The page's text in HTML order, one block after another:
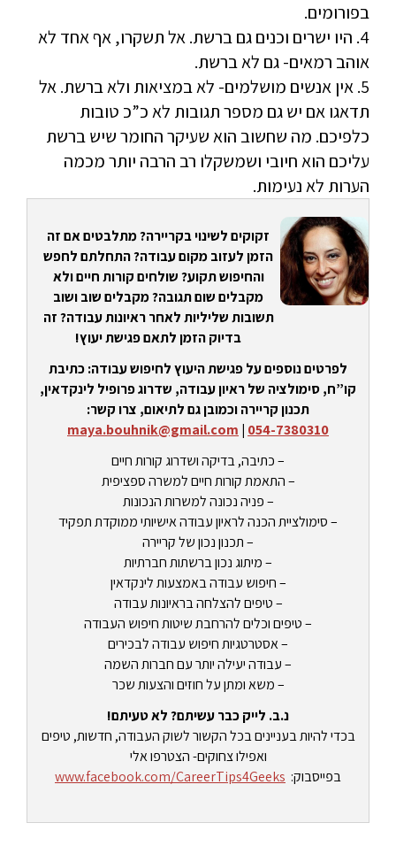
בפורומים.
4. היו ישרים וכנים גם ברשת. אל תשקרו, אף אחד לא
אוהב רמאים- גם לא ברשת.
5. אין אנשים מושלמים- לא במציאות ולא ברשת. אל
תדאגו אם יש גם מספר תגובות לא כ”כ טובות
כלפיכם. מה שחשוב הוא שעיקר החומר שיש ברשת
עליכם הוא חיובי ושמשקלו רב הרבה יותר מכמה
הערות לא נעימות.
זקוקים לשינוי בקריירה? מתלבטים אם זה
הזמן לעזוב מקום עבודה? התחלתם לחפש
והחיפוש תקוע? שולחים קורות חיים ולא
מקבלים שום תגובה? מקבלים שוב ושוב
תשובות שליליות לאחר ראיונות עבודה? זה
בדיוק הזמן לתאם פגישת יעוץ!
לפרטים נוספים על פגישת היעוץ לחיפוש עבודה: כתיבת
קו”ח, סימולציה של ראיון עבודה, שדרוג פרופיל לינקדאין,
תכנון קריירה וכמובן גם לתיאום, צרו קשר:
054-7380310
|
maya.bouhnik@gmail.com
– כתיבה, בדיקה ושדרוג קורות חיים
– התאמת קורות חיים למשרה ספציפית
– פניה נכונה למשרות הנכונות
– סימולציית הכנה לראיון עבודה אישיותי ממוקדת תפקיד
– תכנון נכון של קריירה
– מיתוג נכון ברשתות חברתיות
– חיפוש עבודה באמצעות לינקדאין
– טיפים להצלחה בראיונות עבודה
– טיפים וכלים להרחבת שיטות חיפוש העבודה
– אסטרטגיות חיפוש עבודה לבכירים
– עבודה יעילה יותר עם חברות השמה
– משא ומתן על חוזים והצעות שכר
נ.ב. לייק כבר עשיתם? לא טעיתם!
בכדי להיות בעניינים בכל הקשור לשוק העבודה, חדשות, טיפים
ואפילו צחוקים- הצטרפו אלי
בפייסבוק: www.facebook.com/CareerTips4Geeks